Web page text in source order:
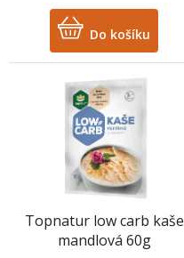
Do košíku
Topnatur low carb kaše
mandlová 60g